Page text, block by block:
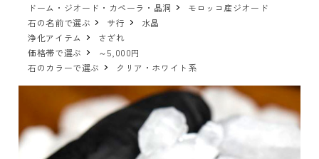
ドーム・ジオード・カペーラ・晶洞
モロッコ産ジオード
石の名前で選ぶ
サ行
水晶
浄化アイテム
さざれ
価格帯で選ぶ
～5,000円
石のカラーで選ぶ
クリア・ホワイト系